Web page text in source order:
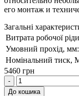
его монтаж и
Загальні
Витрата робочої
Умовний прохід, мм:
Номінальний тиск,
5460 грн
-
До кошика